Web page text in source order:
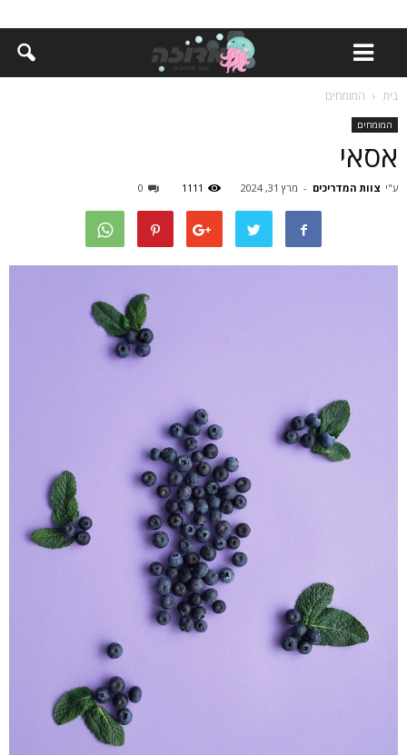
בית המומחים
המומחים
אסאי
ע"י צוות המדריכים - מרץ 31, 2024 1111
0